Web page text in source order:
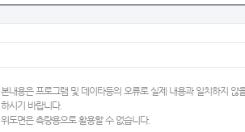
본내용은 프로그램 및 데이타등의 오류로 실제 내용과 일치하지
하시기 바랍니다.
위도면은 측량용으로 활용할 수 없습니다.